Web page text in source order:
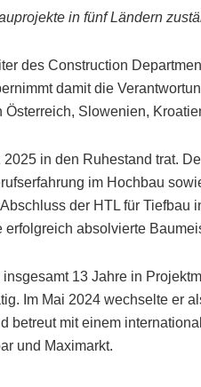
in fünf Ländern
des Construction
damit die
Slowenien,
in den Ruhestand trat.
im Hochbau
der HTL für Tiefbau
absolvierte
13 Jahre in
Im Mai 2024 wechselte er
betreut mit einem
und Maximarkt.